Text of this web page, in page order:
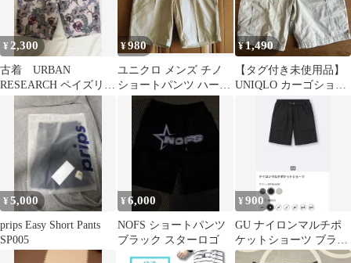
¥2,300
古着 URBAN
RESEARCH ペイズリー
柄 ショートパンツ
¥980
ユニクロ メンズ チノ
ショートパンツ ハーフ
パンツ L 綿100%
¥1,490
【タグ付き未使用品】
UNIQLO カーゴショー
トパンツ ベージュ Mサ
¥5,000
prips Easy Short Pants
SP005
¥6,000
NOFS ショートパンツ
ブラック スターロゴ
¥900
GU ナイロンマルチポ
ケットショーツ ブラッ
ク S